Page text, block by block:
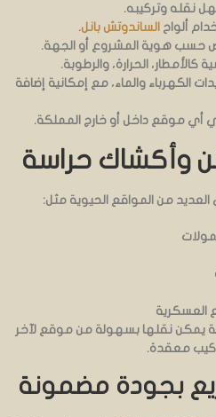
نقله وتركيبه.
ألواح الساندوتش بانل.
حسب هوية المشروع أو الجهة.
الحرارة، والرطوبة.
الكهرباء والماء، مع إمكانية إضافة
موقع داخل أو خارج المملكة.
وأكشاك حراسة
من المواقع الحيوية مثل:
العسكرية
يمكن نقلها بسهولة من موقع لآخر
معقدة.
بجودة مضمونة